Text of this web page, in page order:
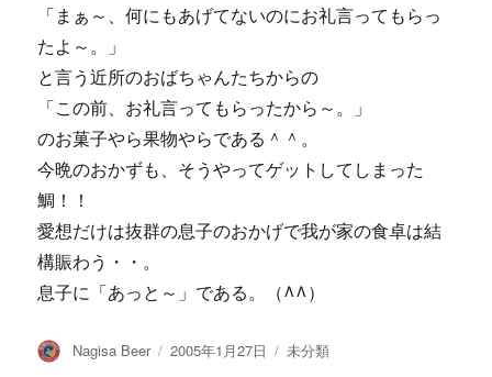
「まぁ～、何にもあげてないのにお礼言ってもらっ
たよ～。」
と言う近所のおばちゃんたちからの
「この前、お礼言ってもらったから～。」
のお菓子やら果物やらである＾＾。
今晩のおかずも、そうやってゲットしてしまった
鯛！！
愛想だけは抜群の息子のおかげで我が家の食卓は結
構賑わう・・。
息子に「あっと～」である。（^^）
投
Nagisa Beer
投
2005年1月27日
カ
未分類